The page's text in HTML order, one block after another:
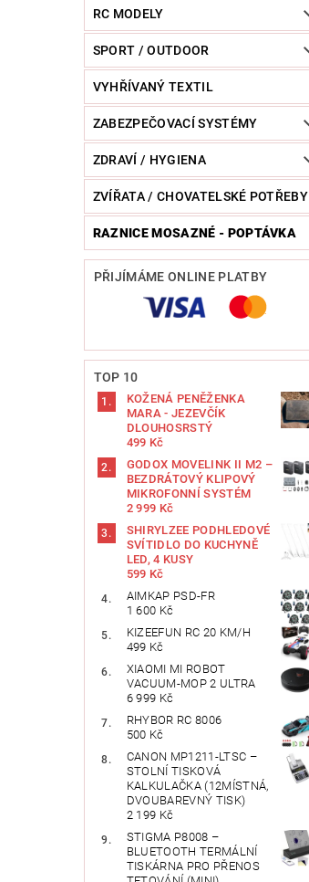
RC MODELY
SPORT / OUTDOOR
VYHŘÍVANÝ TEXTIL
ZABEZPEČOVACÍ SYSTÉMY
ZDRAVÍ / HYGIENA
ZVÍŘATA / CHOVATELSKÉ POTŘEBY
RAZNICE MOSAZNÉ - POPTÁVKA
PŘIJÍMÁME ONLINE PLATBY
TOP 10
KOŽENÁ PENĚŽENKA
MARA - JEZEVČÍK
DLOUHOSRSTÝ
499 Kč
GODOX MOVELINK II M2 –
BEZDRÁTOVÝ KLIPOVÝ
MIKROFONNÍ SYSTÉM
2 999 Kč
SHIRYLZEE PODHLEDOVÉ
SVÍTIDLO DO KUCHYNĚ
LED, 4 KUSY
599 Kč
AIMKAP ‎PSD-FR
1 600 Kč
KIZEEFUN RC 20 KM/H
499 Kč
XIAOMI MI ROBOT
VACUUM-MOP 2 ULTRA
6 999 Kč
RHYBOR RC 8006
500 Kč
CANON MP1211-LTSC –
STOLNÍ TISKOVÁ
KALKULAČKA (12MÍSTNÁ,
DVOUBAREVNÝ TISK)
2 199 Kč
STIGMA P8008 –
BLUETOOTH TERMÁLNÍ
TISKÁRNA PRO PŘENOS